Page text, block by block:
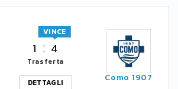
1 4
VINCE
Trasferta
DETTAGLI
Como 1907